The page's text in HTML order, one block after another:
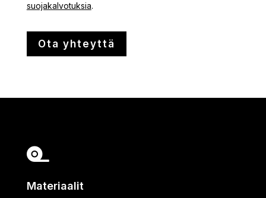
suojakalvotuksia.
Ota yhteyttä

Materiaalit